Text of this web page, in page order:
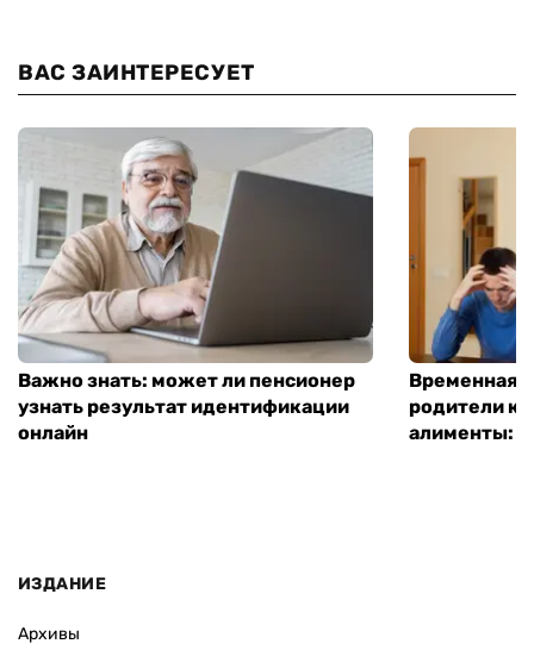
ВАС ЗАИНТЕРЕСУЕТ
Важно знать: может ли пенсионер
узнать результат идентификации
онлайн
Временная
родители
алименты:
ИЗДАНИЕ
Архивы